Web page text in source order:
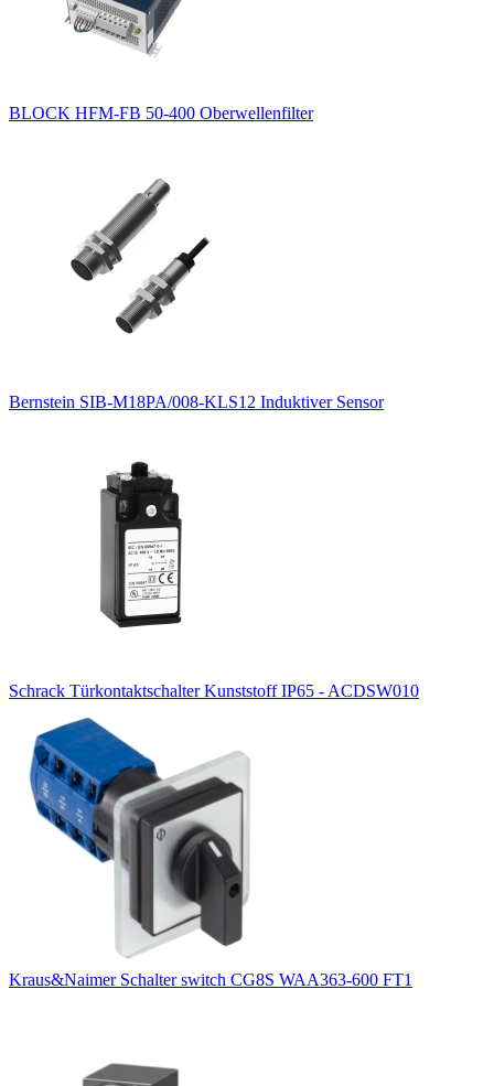
BLOCK HFM-FB 50-400 Oberwellenfilter
Bernstein SIB-M18PA/008-KLS12 Induktiver Sensor
Schrack Türkontaktschalter Kunststoff IP65 - ACDSW010
Kraus&Naimer Schalter switch CG8S WAA363-600 FT1